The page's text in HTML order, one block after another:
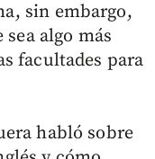
sin embargo,
algo más
facultades para
habló sobre